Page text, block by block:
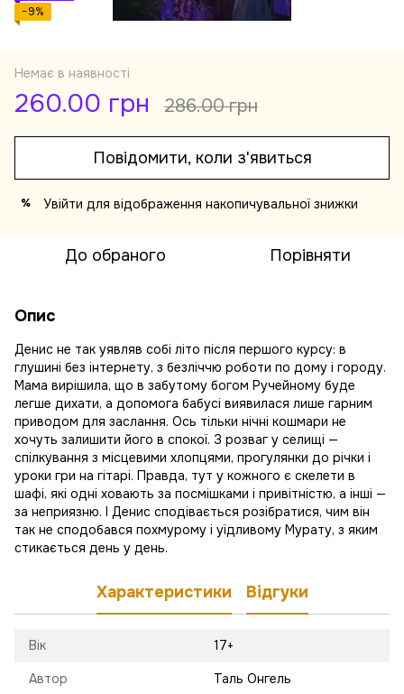
−9%
Немає в наявності
260.00 грн 286.00 грн
Повідомити, коли з'явиться
% Увійти для відображення накопичувальної знижки
До обраного Порівняти
Опис
Денис не так уявляв собі літо після першого курсу: в
глушині без інтернету, з безліччю роботи по дому і городу.
Мама вирішила, що в забутому богом Ручейному буде
легше дихати, а допомога бабусі виявилася лише гарним
приводом для заслання. Ось тільки нічні кошмари не
хочуть залишити його в спокої. З розваг у селищі —
спілкування з місцевими хлопцями, прогулянки до річки і
уроки гри на гітарі. Правда, тут у кожного є скелети в
шафі, які одні ховають за посмішками і привітністю, а інші —
за неприязню. І Денис сподівається розібратися, чим він
так не сподобався похмурому і уїдливому Мурату, з яким
стикається день у день.
Характеристики Відгуки
Вік 17+
Автор Таль Онгель